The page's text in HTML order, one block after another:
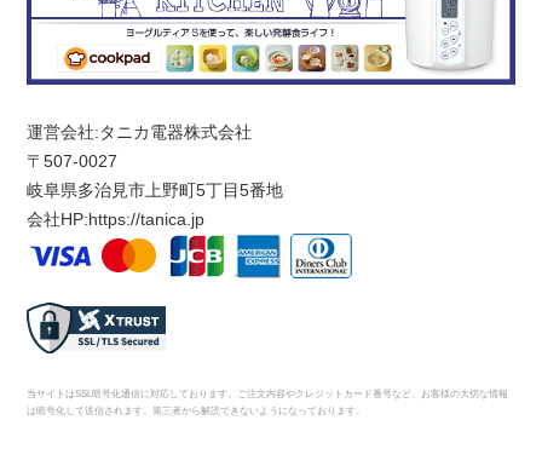
運営会社:タニカ電器株式会社
〒507-0027
岐阜県多治見市上野町5丁目5番地
会社HP:https://tanica.jp
当サイトはSSL暗号化通信に対応しております。ご注文内容やクレジットカード番号など、お客様の大切な情報
は暗号化して送信されます。第三者から解読できないようになっております。